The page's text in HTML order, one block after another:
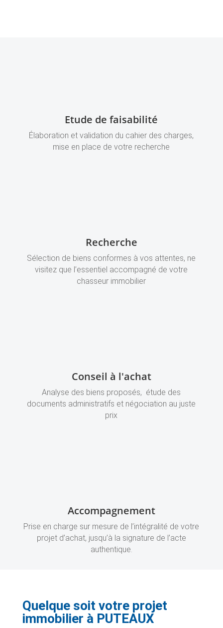
Etude de faisabilité
Élaboration et validation du cahier des charges,
mise en place de votre recherche
Recherche
Sélection de biens conformes à vos attentes, ne
visitez que l’essentiel accompagné de votre
chasseur immobilier
Conseil à l'achat
Analyse des biens proposés, étude des
documents administratifs et négociation au juste
prix
Accompagnement
Prise en charge sur mesure de l’intégralité de votre
projet d’achat, jusqu’à la signature de l’acte
authentique.
Quelque soit votre projet
immobilier à PUTEAUX